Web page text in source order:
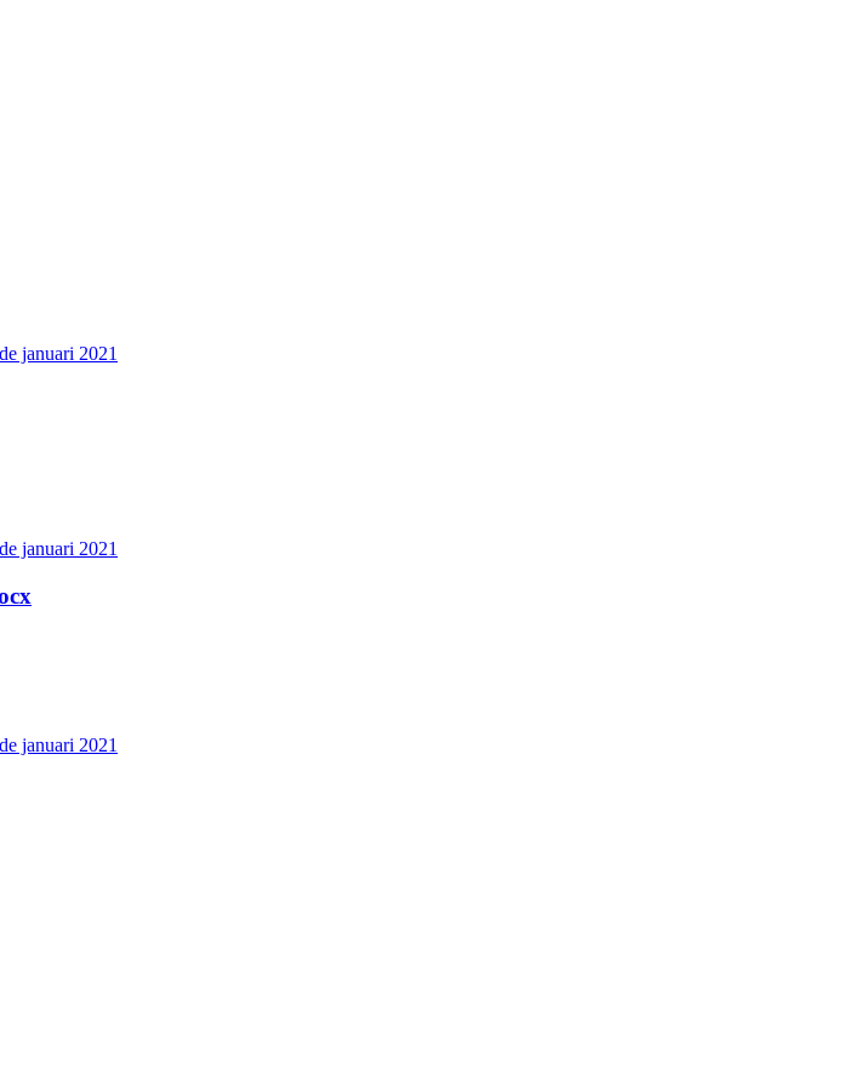
januari 2021
januari 2021
januari 2021